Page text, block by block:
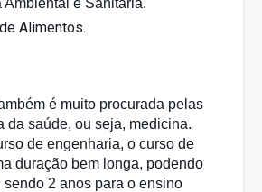
Ambiental e Sanitária.
Alimentos.
é muito procurada pelas
da saúde, ou seja, medicina.
de engenharia, o curso de
duração bem longa, podendo
sendo 2 anos para o ensino